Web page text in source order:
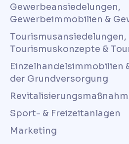
Gewerbeansiedelungen,
Gewerbeimmobilien &
Tourismusansiedelungen,
Tourismuskonzepte &
Einzelhandelsimmobilien
der Grundversorgung
Sport- & Freizeitanlagen
Marketing